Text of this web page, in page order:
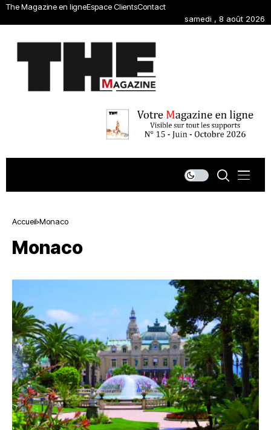
The Magazine en ligneEspace ClientsContact
samedi , 8 août 2026
Accueil Monaco
Monaco